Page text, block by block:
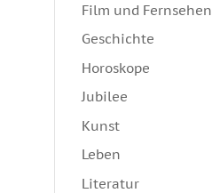
Film und Fernsehen
Geschichte
Horoskope
Jubilee
Kunst
Leben
Literatur